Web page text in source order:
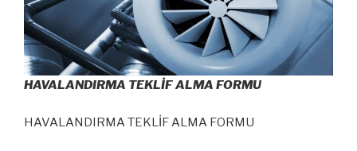
HAVALANDIRMA TEKLİF ALMA FORMU
HAVALANDIRMA TEKLİF ALMA FORMU